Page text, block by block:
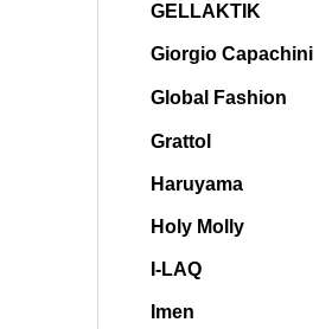
GELLAKTIK
Giorgio Capachini
Global Fashion
Grattol
Haruyama
Holy Molly
I-LAQ
Imen